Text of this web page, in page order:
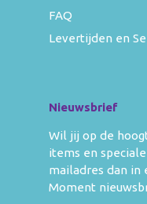
FAQ
Levertijden en
Nieuwsbrief
Wil jij op de
items en
mailadres dan in
Moment